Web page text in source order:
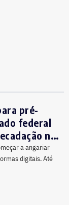
pré-
federal
no
a angariar
digitais. Até